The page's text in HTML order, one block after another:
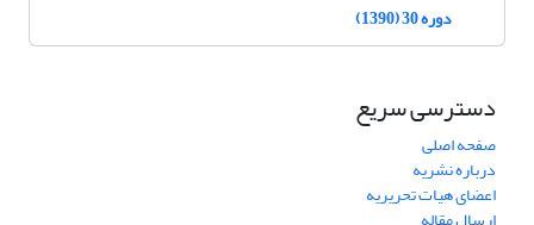
دوره 30 (1390)
دسترسی سریع
صفحه اصلی
درباره نشریه
اعضای هیات تحریریه